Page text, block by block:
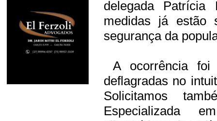
delegada
medidas já estão
segurança da
A ocorrência foi
deflagradas no
Solicitamos
Especializada